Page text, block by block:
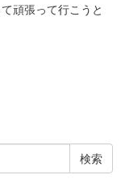
頑張って行こうと